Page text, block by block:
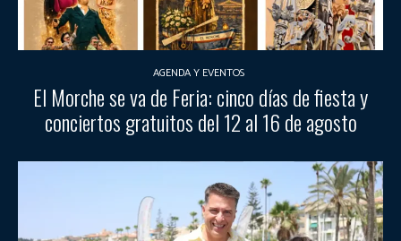
AGENDA Y EVENTOS
El Morche se va de Feria: cinco días de fiesta y
conciertos gratuitos del 12 al 16 de agosto